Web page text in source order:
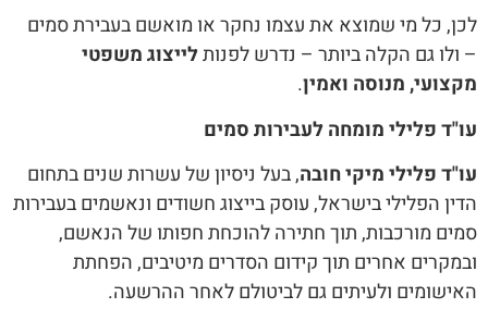
לכן, כל מי שמוצא את עצמו נחקר או מואשם בעבירת סמים
– ולו גם הקלה ביותר – נדרש לפנותלייצוג משפטי
מקצועי, מנוסה ואמין.
עו"ד פלילי מומחה לעבירות סמים
עו"ד פלילי מיקי חובה, בעל ניסיון של עשרות שנים בתחום
הדין הפלילי בישראל, עוסק בייצוג חשודים ונאשמים בעבירות
סמים מורכבות, תוך חתירה להוכחת חפותו של הנאשם,
ובמקרים אחרים תוך קידום הסדרים מיטיבים, הפחתת
האישומים ולעיתים גם לביטולם לאחר ההרשעה.